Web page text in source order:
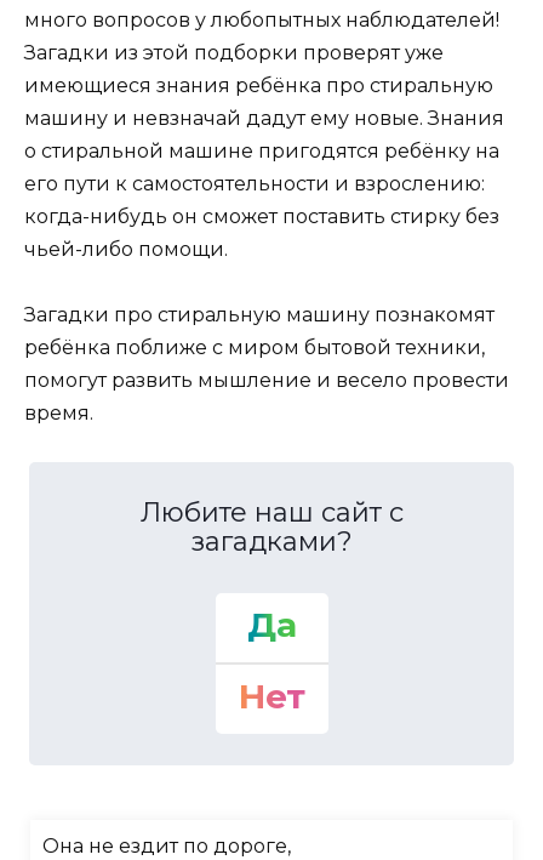
много вопросов у любопытных наблюдателей!
Загадки из этой подборки проверят уже
имеющиеся знания ребёнка про стиральную
машину и невзначай дадут ему новые. Знания
о стиральной машине пригодятся ребёнку на
его пути к самостоятельности и взрослению:
когда-нибудь он сможет поставить стирку без
чьей-либо помощи.
Загадки про стиральную машину познакомят
ребёнка поближе с миром бытовой техники,
помогут развить мышление и весело провести
время.
Любите наш сайт с
загадками?
Да
Нет
Она не ездит по дороге,